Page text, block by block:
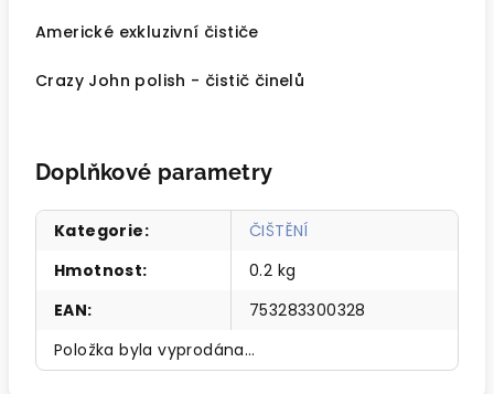
Americké exkluzivní čističe
Crazy John polish - čistič činelů
Doplňkové parametry
Kategorie:
ČIŠTĚNÍ
Hmotnost:
0.2 kg
EAN:
753283300328
Položka byla vyprodána…